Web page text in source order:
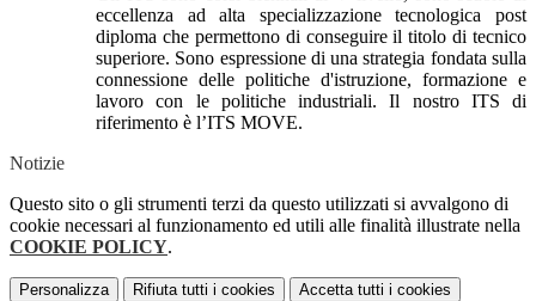
eccellenza ad alta specializzazione tecnologica post
diploma che permettono di conseguire il titolo di tecnico
superiore. Sono espressione di una strategia fondata sulla
connessione delle politiche d'istruzione, formazione e
lavoro con le politiche industriali. Il nostro ITS di
riferimento è l’ITS MOVE.
Notizie
Questo sito o gli strumenti terzi da questo utilizzati si avvalgono di
cookie necessari al funzionamento ed utili alle finalità illustrate nella
COOKIE POLICY.
Personalizza Rifiuta tutti i cookies Accetta tutti i cookies